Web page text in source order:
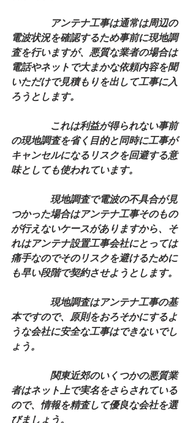
アンテナ工事は通常は周辺の
電波状況を確認するため事前に現地調
査を行いますが、悪質な業者の場合は
電話やネットで大まかな依頼内容を聞
いただけで見積もりを出して工事に入
ろうとします。
これは利益が得られない事前
の現地調査を省く目的と同時に工事が
キャンセルになるリスクを回避する意
味としても使われています。
現地調査で電波の不具合が見
つかった場合はアンテナ工事そのもの
が行えないケースがありますから、そ
れはアンテナ設置工事会社にとっては
痛手なのでそのリスクを避けるために
も早い段階で契約させようとします。
現地調査はアンテナ工事の基
本ですので、原則をおろそかにするよ
うな会社に安全な工事はできないでし
ょう。
関東近郊のいくつかの悪質業
者はネット上で実名をさらされている
ので、情報を精査して優良な会社を選
びましょう。